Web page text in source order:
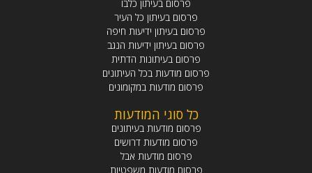
פרסום בעיתון כלבו
פרסום בעיתון כל העיר
פרסום בעיתון ידיעות חיפה
פרסום בעיתון ידיעות הנגב
פרסום בעיתונות הדתית
פרסום מודעות בכל העיתונים
פרסום מודעות במקומונים
כל סוגי המודעות
פרסום מודעות בעיתונים
פרסום מודעות דרושים
פרסום מודעות אבל
פרסום מודעות משפטיות